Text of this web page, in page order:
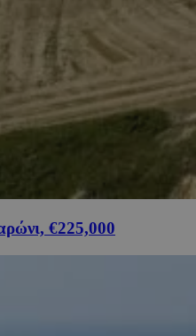
€225,000